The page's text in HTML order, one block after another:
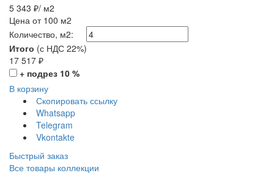
5 343 ₽/ м2
Цена от 100 м2
Количество, м2:
Итого (с НДС 22%)
17 517 ₽
+ подрез 10 %
В корзину
Скопировать ссылку
Whatsapp
Telegram
Vkontakte
Быстрый заказ
Все товары коллекции